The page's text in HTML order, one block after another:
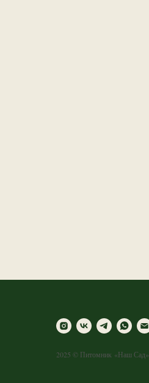
2025 © Питомник «Наш Сад»